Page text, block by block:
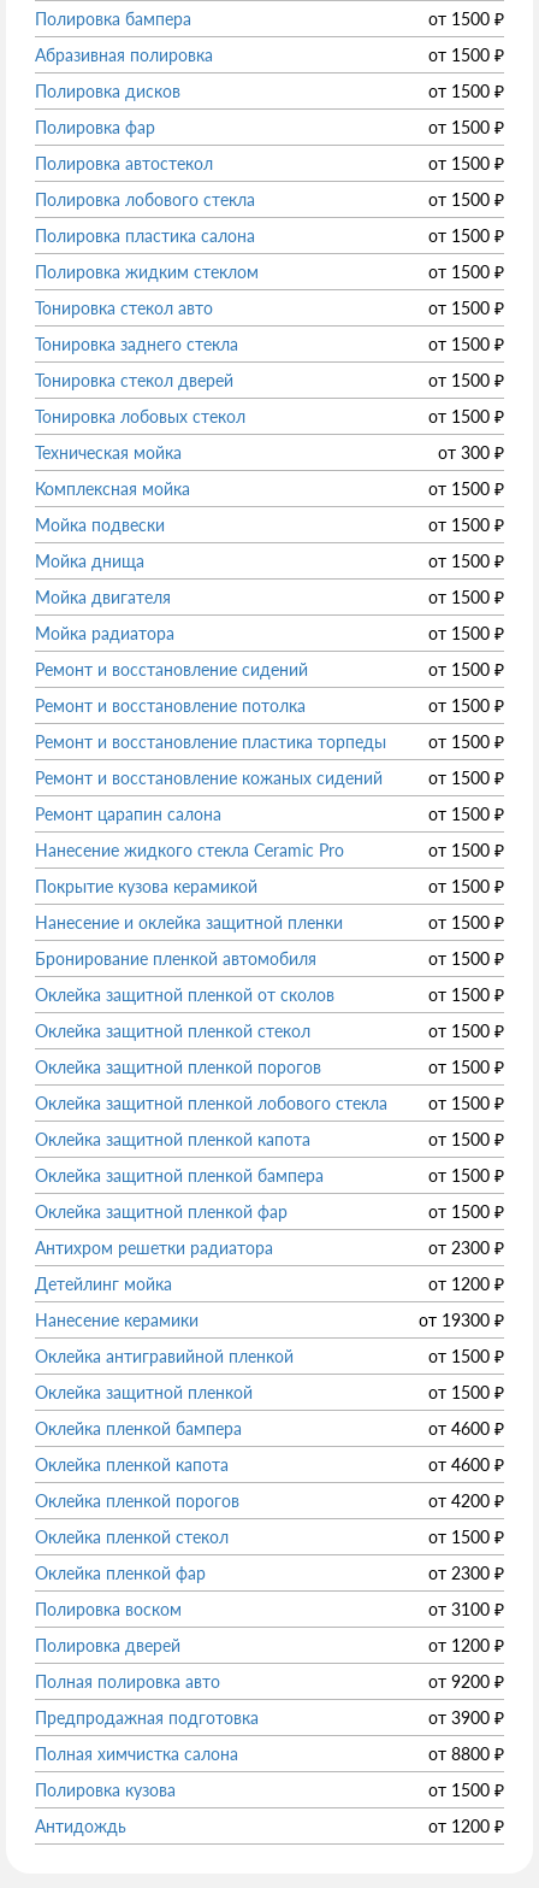
Полировка бампера
от 1500 ₽
Абразивная полировка
от 1500 ₽
Полировка дисков
от 1500 ₽
Полировка фар
от 1500 ₽
Полировка автостекол
от 1500 ₽
Полировка лобового стекла
от 1500 ₽
Полировка пластика салона
от 1500 ₽
Полировка жидким стеклом
от 1500 ₽
Тонировка стекол авто
от 1500 ₽
Тонировка заднего стекла
от 1500 ₽
Тонировка стекол дверей
от 1500 ₽
Тонировка лобовых стекол
от 1500 ₽
Техническая мойка
от 300 ₽
Комплексная мойка
от 1500 ₽
Мойка подвески
от 1500 ₽
Мойка днища
от 1500 ₽
Мойка двигателя
от 1500 ₽
Мойка радиатора
от 1500 ₽
Ремонт и восстановление сидений
от 1500 ₽
Ремонт и восстановление потолка
от 1500 ₽
Ремонт и восстановление пластика торпеды
от 1500 ₽
Ремонт и восстановление кожаных сидений
от 1500 ₽
Ремонт царапин салона
от 1500 ₽
Нанесение жидкого стекла Ceramic Pro
от 1500 ₽
Покрытие кузова керамикой
от 1500 ₽
Нанесение и оклейка защитной пленки
от 1500 ₽
Бронирование пленкой автомобиля
от 1500 ₽
Оклейка защитной пленкой от сколов
от 1500 ₽
Оклейка защитной пленкой стекол
от 1500 ₽
Оклейка защитной пленкой порогов
от 1500 ₽
Оклейка защитной пленкой лобового стекла
от 1500 ₽
Оклейка защитной пленкой капота
от 1500 ₽
Оклейка защитной пленкой бампера
от 1500 ₽
Оклейка защитной пленкой фар
от 1500 ₽
Антихром решетки радиатора
от 2300 ₽
Детейлинг мойка
от 1200 ₽
Нанесение керамики
от 19300 ₽
Оклейка антигравийной пленкой
от 1500 ₽
Оклейка защитной пленкой
от 1500 ₽
Оклейка пленкой бампера
от 4600 ₽
Оклейка пленкой капота
от 4600 ₽
Оклейка пленкой порогов
от 4200 ₽
Оклейка пленкой стекол
от 1500 ₽
Оклейка пленкой фар
от 2300 ₽
Полировка воском
от 3100 ₽
Полировка дверей
от 1200 ₽
Полная полировка авто
от 9200 ₽
Предпродажная подготовка
от 3900 ₽
Полная химчистка салона
от 8800 ₽
Полировка кузова
от 1500 ₽
Антидождь
от 1200 ₽